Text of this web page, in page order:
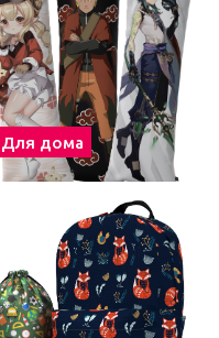
Для дома